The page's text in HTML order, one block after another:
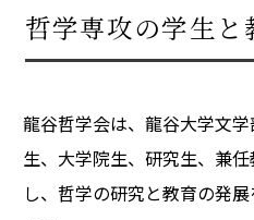
哲学専攻の学生
龍谷哲学会は、龍谷大学文
生、大学院生、研究生、兼
し、哲学の研究と教育の発